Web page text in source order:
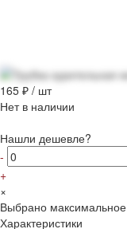
165 ₽ / шт
Нет в наличии
Нашли дешевле?
-
+
×
Выбрано максимальное
Характеристики